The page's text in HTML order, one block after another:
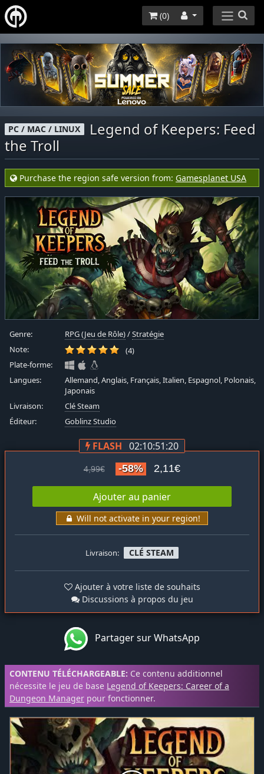
(0)
PC / MAC / LINUX
Legend of Keepers: Feed
the Troll
Purchase the region safe version from: Gamesplanet USA
Genre: RPG (Jeu de Rôle)/Stratégie
Note:
(4)
Plate-forme:
Langues:
Allemand, Anglais, Français, Italien, Espagnol, Polonais,
Japonais
Livraison:
Clé Steam
Éditeur:
Goblinz Studio
FLASH 02:10:51:20
4,99€ -58% 2,11€
Ajouter au panier
Will not activate in your region!
Livraison: CLÉ STEAM
Ajouter à votre liste de souhaits
Discussions à propos du jeu
Partager sur WhatsApp
CONTENU TÉLÉCHARGEABLE: Ce contenu additionnel
nécessite le jeu de base Legend of Keepers: Career of a
Dungeon Manager pour fonctionner.